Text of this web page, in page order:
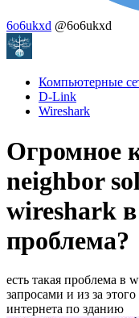
6o6ukxd @6o6ukxd
Компьютерные
D-Link
Wireshark
Огромное
neighbor
wireshark
проблема?
есть такая проблема в
запросами и из за
интернета по зданию